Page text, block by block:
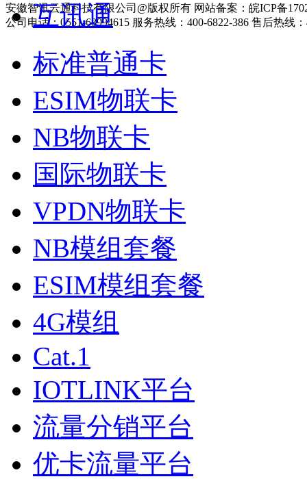
安徽智讯云通科技有限公司@版权所有 网站备案：皖ICP备
公司电话：0551-68994615 服务热线：400-6822-386 售后热线：
互讯通
标准普通卡
ESIM物联卡
NB物联卡
国际物联卡
VPDN物联卡
NB模组套餐
ESIM模组套餐
4G模组
Cat.1
IOTLINK平台
流量分销平台
优卡流量平台